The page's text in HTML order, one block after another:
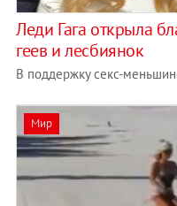
Леди Гага открыла
геев и лесбиянок
В поддержку секс-
Мир